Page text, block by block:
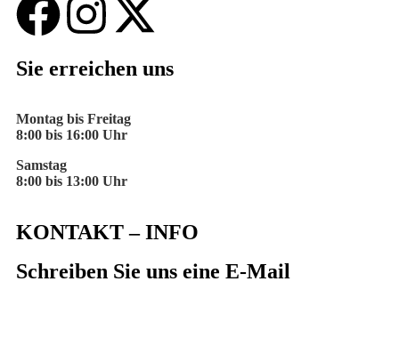
Sie erreichen uns
Montag bis Freitag
8:00 bis 16:00 Uhr
Samstag
8:00 bis 13:00 Uhr
KONTAKT – INFO
Schreiben Sie uns eine E-Mail